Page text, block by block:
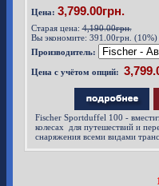
Цена: 3,799.00грн.
Старая цена:4,190.00грн.
Вы экономите: 391.00грн. (10%)
Производитель:
Цена с учётом опций:
Fischer Sportduffel 100 -
колесах для путешествий и
снаряжения всеми видами